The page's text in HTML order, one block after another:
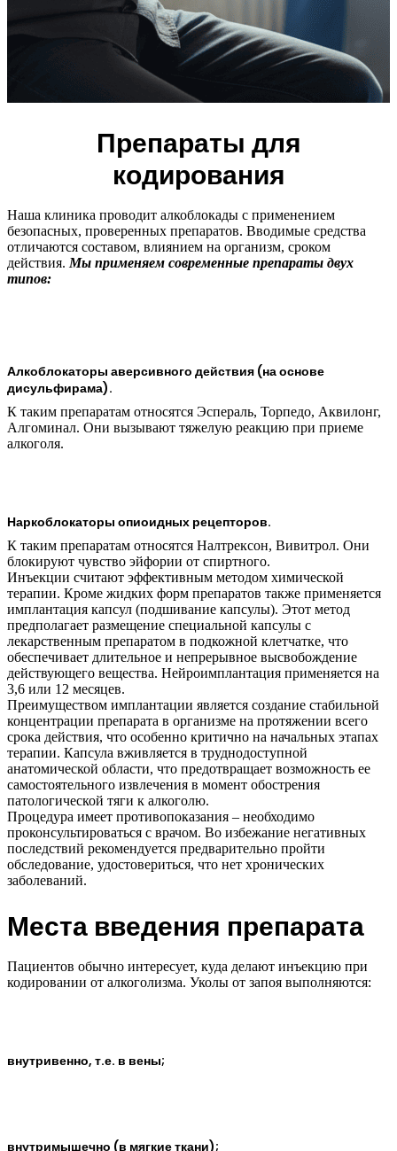
Препараты для
кодирования
Наша клиника проводит алкоблокады с применением
безопасных, проверенных препаратов. Вводимые средства
отличаются составом, влиянием на организм, сроком
действия.Мы применяем современные препараты двух
типов:
Алкоблокаторы аверсивного действия (на основе
дисульфирама).
К таким препаратам относятся Эспераль, Торпедо, Аквилонг,
Алгоминал. Они вызывают тяжелую реакцию при приеме
алкоголя.
Наркоблокаторы опиоидных рецепторов.
К таким препаратам относятся Налтрексон, Вивитрол. Они
блокируют чувство эйфории от спиртного.
Инъекции считают эффективным методом химической
терапии. Кроме жидких форм препаратов также применяется
имплантация капсул (подшивание капсулы). Этот метод
предполагает размещение специальной капсулы с
лекарственным препаратом в подкожной клетчатке, что
обеспечивает длительное и непрерывное высвобождение
действующего вещества. Нейроимплантация применяется на
3,6 или 12 месяцев.
Преимуществом имплантации является создание стабильной
концентрации препарата в организме на протяжении всего
срока действия, что особенно критично на начальных этапах
терапии. Капсула вживляется в труднодоступной
анатомической области, что предотвращает возможность ее
самостоятельного извлечения в момент обострения
патологической тяги к алкоголю.
Процедура имеет противопоказания – необходимо
проконсультироваться с врачом. Во избежание негативных
последствий рекомендуется предварительно пройти
обследование, удостовериться, что нет хронических
заболеваний.
Места введения препарата
Пациентов обычно интересует, куда делают инъекцию при
кодировании от алкоголизма. Уколы от запоя выполняются:
внутривенно, т.е. в вены;
внутримышечно (в мягкие ткани);